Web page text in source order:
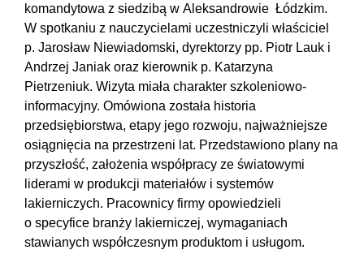
komandytowa z siedzibą w Aleksandrowie Łódzkim.
W spotkaniu z nauczycielami uczestniczyli właściciel
p. Jarosław Niewiadomski, dyrektorzy pp. Piotr Lauk i
Andrzej Janiak oraz kierownik p. Katarzyna
Pietrzeniuk. Wizyta miała charakter szkoleniowo-
informacyjny. Omówiona została historia
przedsiębiorstwa, etapy jego rozwoju, najważniejsze
osiągnięcia na przestrzeni lat. Przedstawiono plany na
przyszłość, założenia współpracy ze światowymi
liderami w produkcji materiałów i systemów
lakierniczych. Pracownicy firmy opowiedzieli
o specyfice branży lakierniczej, wymaganiach
stawianych współczesnym produktom i usługom.